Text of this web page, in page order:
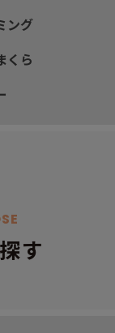
ング
くら
す